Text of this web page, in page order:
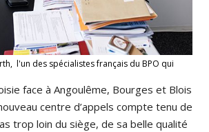
l'un des spécialistes français du BPO qui
face à Angoulême, Bourges et Blois
centre d’appels compte tenu de
trop loin du siège, de sa belle qualité